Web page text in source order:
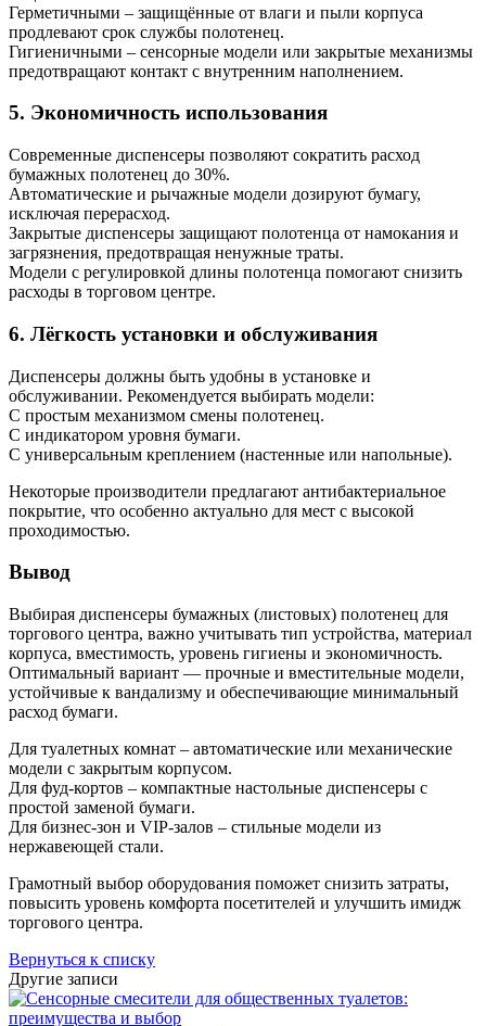
Герметичными – защищённые от влаги и пыли корпуса
продлевают срок службы полотенец.
Гигиеничными – сенсорные модели или закрытые механизмы
предотвращают контакт с внутренним наполнением.
5. Экономичность использования
Современные диспенсеры позволяют сократить расход
бумажных полотенец до 30%.
Автоматические и рычажные модели дозируют бумагу,
исключая перерасход.
Закрытые диспенсеры защищают полотенца от намокания и
загрязнения, предотвращая ненужные траты.
Модели с регулировкой длины полотенца помогают снизить
расходы в торговом центре.
6. Лёгкость установки и обслуживания
Диспенсеры должны быть удобны в установке и
обслуживании. Рекомендуется выбирать модели:
С простым механизмом смены полотенец.
С индикатором уровня бумаги.
С универсальным креплением (настенные или напольные).
Некоторые производители предлагают антибактериальное
покрытие, что особенно актуально для мест с высокой
проходимостью.
Вывод
Выбирая диспенсеры бумажных (листовых) полотенец для
торгового центра, важно учитывать тип устройства, материал
корпуса, вместимость, уровень гигиены и экономичность.
Оптимальный вариант — прочные и вместительные модели,
устойчивые к вандализму и обеспечивающие минимальный
расход бумаги.
Для туалетных комнат – автоматические или механические
модели с закрытым корпусом.
Для фуд-кортов – компактные настольные диспенсеры с
простой заменой бумаги.
Для бизнес-зон и VIP-залов – стильные модели из
нержавеющей стали.
Грамотный выбор оборудования поможет снизить затраты,
повысить уровень комфорта посетителей и улучшить имидж
торгового центра.
Вернуться к списку
Другие записи